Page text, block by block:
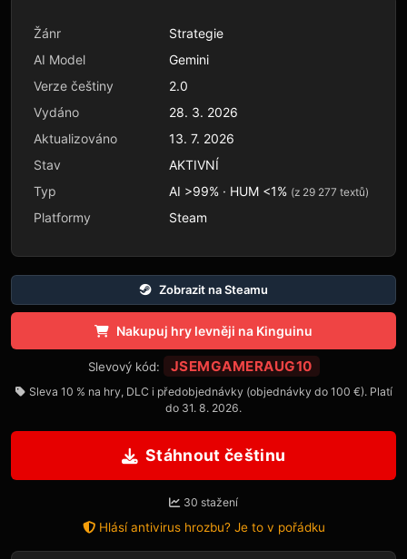
Žánr
Strategie
AI Model
Gemini
Verze češtiny
2.0
Vydáno
28. 3. 2026
Aktualizováno
13. 7. 2026
Stav
AKTIVNÍ
Typ
AI >99% · HUM <1% (z 29 277 textů)
Platformy Steam
Zobrazit na Steamu
Nakupuj hry levněji na Kinguinu
Slevový kód: JSEMGAMERAUG10
Sleva 10 % na hry, DLC i předobjednávky (objednávky do 100 €). Platí
do 31. 8. 2026.
Stáhnout češtinu
30 stažení
Hlásí antivirus hrozbu? Je to v pořádku